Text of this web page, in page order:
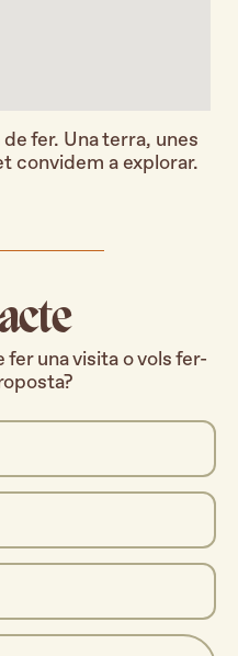
fer. Una terra, unes
convidem a explorar.
una visita o vols fer-